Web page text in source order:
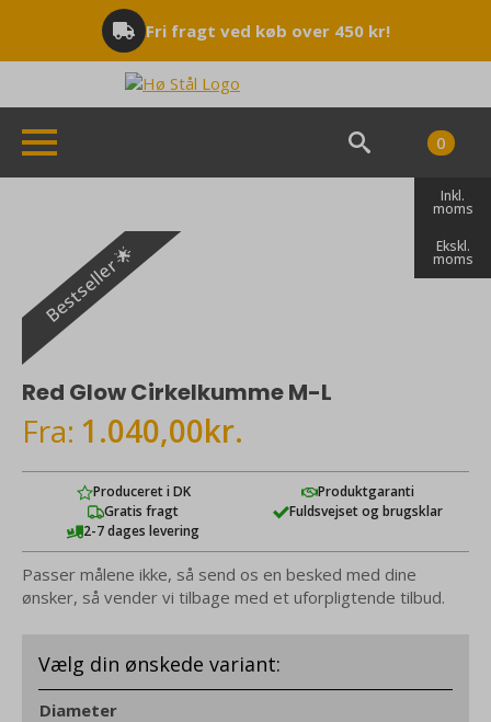
Fri fragt ved køb over 450 kr!
Search
0
Inkl.
moms
Ekskl.
moms
Bestseller 🌟
Red Glow Cirkelkumme M-L
Fra: 1.040,00kr.
Produceret i DK
Produktgaranti
Gratis fragt
Fuldsvejset og brugsklar
2-7 dages levering
Passer målene ikke, så send os en besked med dine
ønsker, så vender vi tilbage med et uforpligtende tilbud.
Diameter